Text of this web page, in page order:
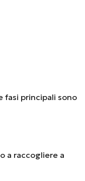
fasi principali sono
a raccogliere a